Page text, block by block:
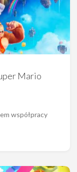
Mario
współpracy